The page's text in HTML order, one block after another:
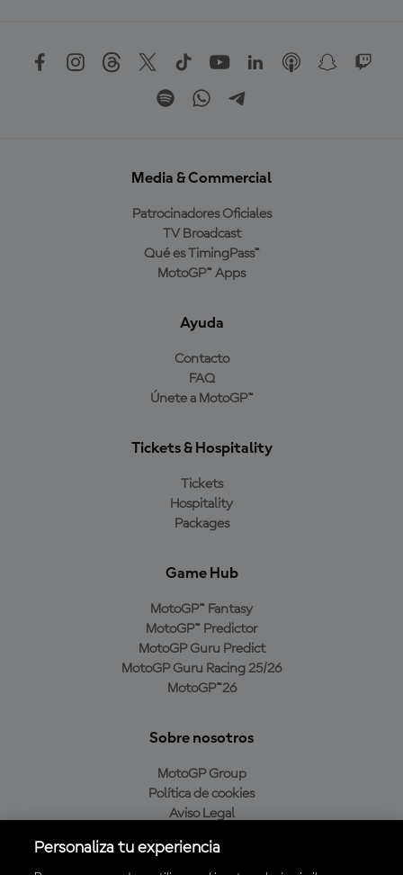
Media & Commercial
Patrocinadores Oficiales
TV Broadcast
Qué es TimingPass™
MotoGP™ Apps
Ayuda
Contacto
FAQ
Únete a MotoGP™
Tickets & Hospitality
Tickets
Hospitality
Packages
Game Hub
MotoGP™ Fantasy
MotoGP™ Predictor
MotoGP Guru Predict
MotoGP Guru Racing 25/26
MotoGP™26
Sobre nosotros
MotoGP Group
Política de cookies
Aviso Legal
Política de compra
Personaliza tu experiencia